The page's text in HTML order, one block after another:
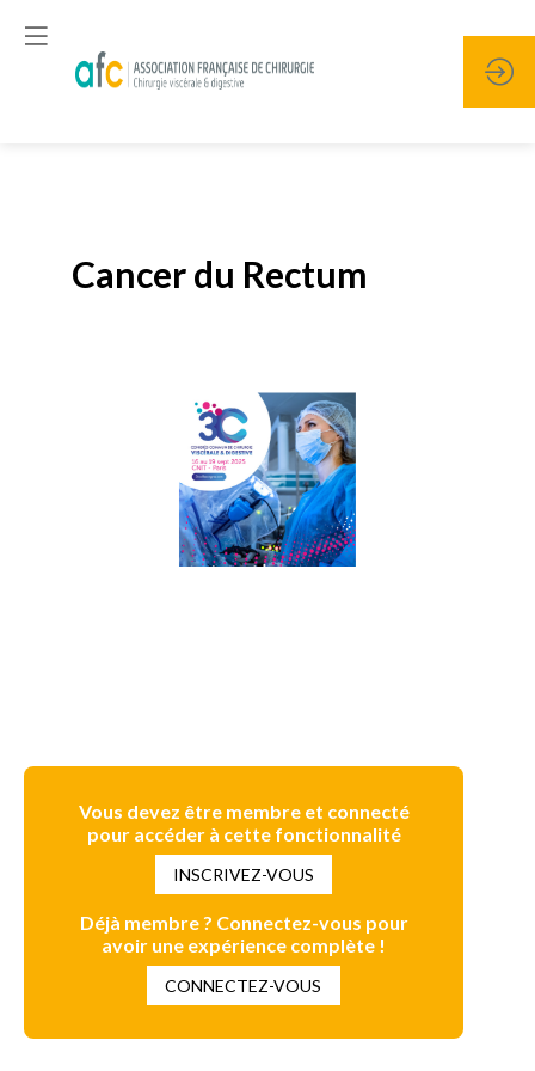
Cancer du Rectum
Vous devez être membre et connecté
pour accéder à cette fonctionnalité
INSCRIVEZ-VOUS
Déjà membre ? Connectez-vous pour
avoir une expérience complète !
CONNECTEZ-VOUS